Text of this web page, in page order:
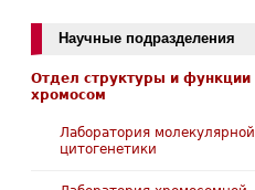
Научные подразделения
Отдел структуры и функции
хромосом
Лаборатория молекулярной
цитогенетики